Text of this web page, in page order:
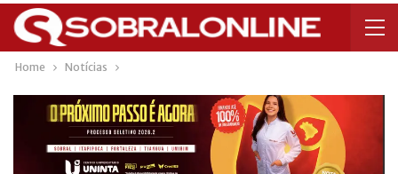
Home Notícias